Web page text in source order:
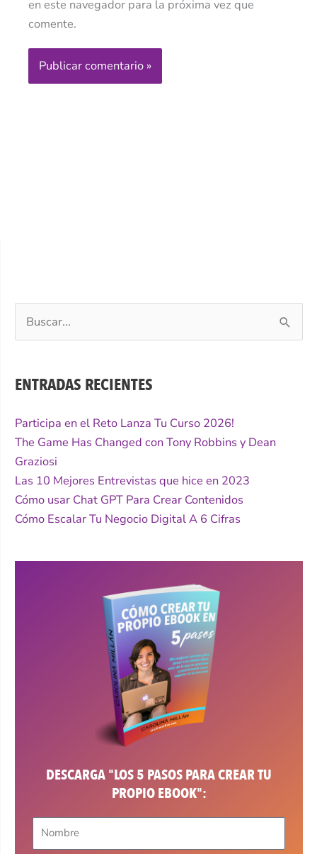
en este navegador para la próxima vez que
comente.
Buscar
por:
ENTRADAS RECIENTES
Participa en el Reto Lanza Tu Curso 2026!
The Game Has Changed con Tony Robbins y Dean
Graziosi
Las 10 Mejores Entrevistas que hice en 2023
Cómo usar Chat GPT Para Crear Contenidos
Cómo Escalar Tu Negocio Digital A 6 Cifras
DESCARGA "LOS 5 PASOS PARA CREAR TU
PROPIO EBOOK":